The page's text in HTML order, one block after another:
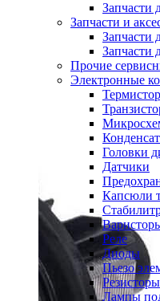
Запчасти
Запчасти и
Запчасти
Запчасти
Прочие
Электронные
Головки
Датчики
Капсюли
Реле
Диоды
Пьезо
Резисторы
Лампы